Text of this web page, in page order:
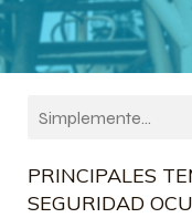
PRINCIPALES
SEGURIDAD